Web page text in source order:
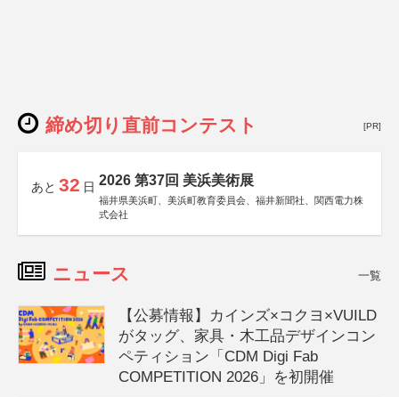
締め切り直前コンテスト [PR]
あと 32 日 2026 第37回 美浜美術展
福井県美浜町、美浜町教育委員会、福井新聞社、関西電力株
式会社
ニュース 一覧
【公募情報】カインズ×コクヨ×VUILD
がタッグ、家具・木工品デザインコン
ペティション「CDM Digi Fab
COMPETITION 2026」を初開催